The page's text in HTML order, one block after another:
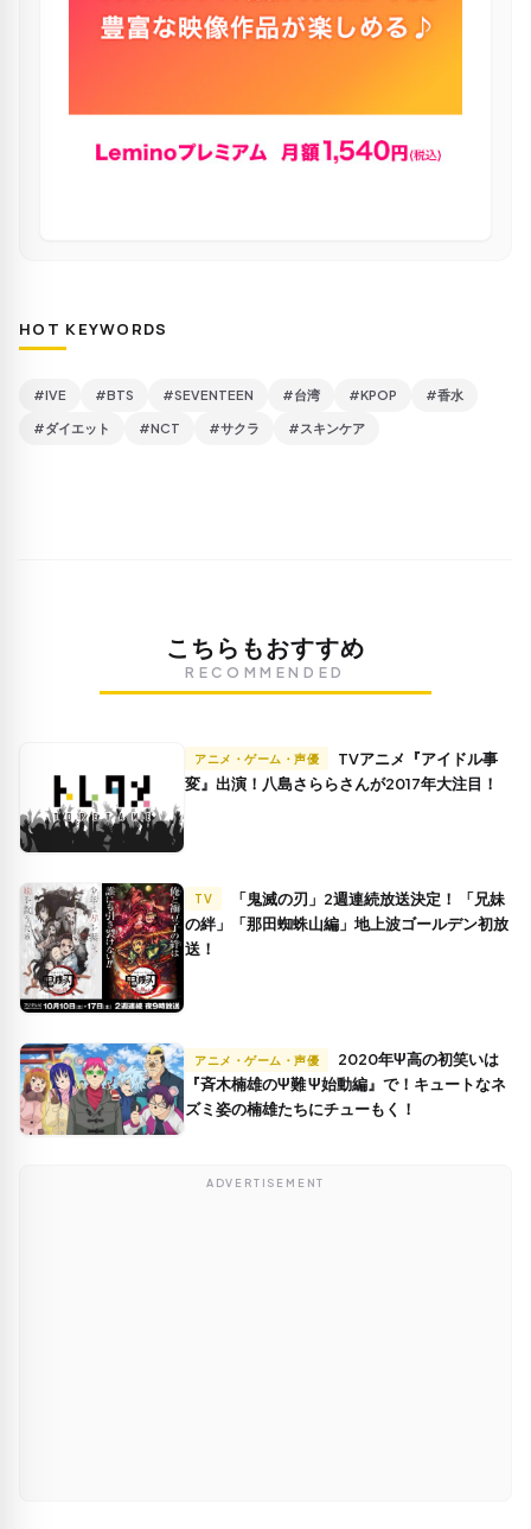
HOT KEYWORDS
#IVE #BTS #SEVENTEEN #台湾 #KPOP #香水
#ダイエット #NCT #サクラ #スキンケア
こちらもおすすめ
RECOMMENDED
アニメ・ゲーム・声優
変』出演！八島さららさんが2017年大注目！
TV
の絆」「那田蜘蛛山編」地上波ゴールデン初放
送！
アニメ・ゲーム・声優
『斉木楠雄のΨ難 Ψ始動編』で！キュートなネ
ズミ姿の楠雄たちにチューもく！
ADVERTISEMENT